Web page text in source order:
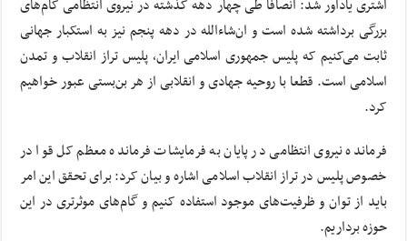
اشتری یادآور شد: انصافا طی چهار دهه گذشته در نیروی انتظامی گام‌های
بزرگی برداشته شده است و ان‌شاءالله در دهه پنجم نیز به استکبار جهانی
ثابت می‌کنیم که پلیس جمهوری اسلامی ایران، پلیس تراز انقلاب و تمدن
اسلامی است. قطعا با روحیه جهادی و انقلابی از هر بن‌بستی عبور خواهیم
کرد.
فرمانده نیروی انتظامی در پایان به فرمایشات فرمانده معظم کل قوا در
خصوص پلیس در تراز انقلاب اسلامی اشاره و بیان کرد: برای تحقق این امر
باید از توان و ظرفیت‌های موجود استفاده کنیم و گام‌های موثرتری در این
حوزه برداریم.